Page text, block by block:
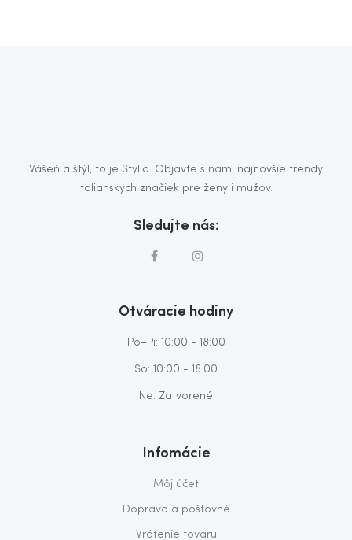
Vášeň a štýl, to je Stylia. Objavte s nami najnovšie trendy
talianskych značiek pre ženy i mužov.
Sledujte nás:
Otváracie hodiny
Po–Pi: 10:00 - 18:00
So: 10:00 - 18.00
Ne: Zatvorené
Infomácie
Môj účet
Doprava a poštovné
Vrátenie tovaru